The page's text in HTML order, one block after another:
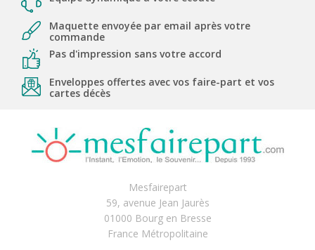
Maquette envoyée par email après votre
commande
Pas d'impression sans votre accord
Enveloppes offertes avec vos faire-part et vos
cartes décès
Mesfairepart
59, avenue Jean Jaurès
01000 Bourg en Bresse
France Métropolitaine